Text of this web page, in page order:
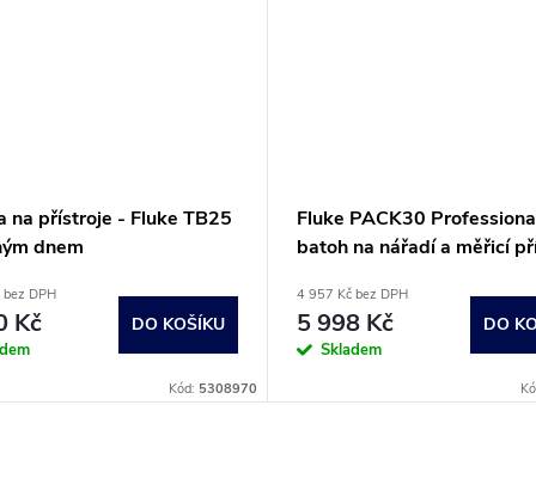
na přístroje - Fluke TB25
dnem
DPH
Kč DO KOŠÍKU
Kód: 5308970
Fluke PACK30
batoh na nářadí a měřicí
4 957 Kč bez DPH
5 998 Kč
Skladem
DO